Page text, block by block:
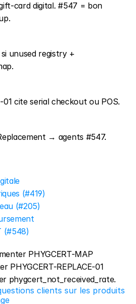
card digital. #547 = bon
si unused registry +
01 cite serial checkout ou POS.
→ agents #547.
(#419)
(#205)
(#548)
PHYGCERT-MAP
PHYGCERT-REPLACE-01
phygcert_not_received_rate.
clients sur les produits